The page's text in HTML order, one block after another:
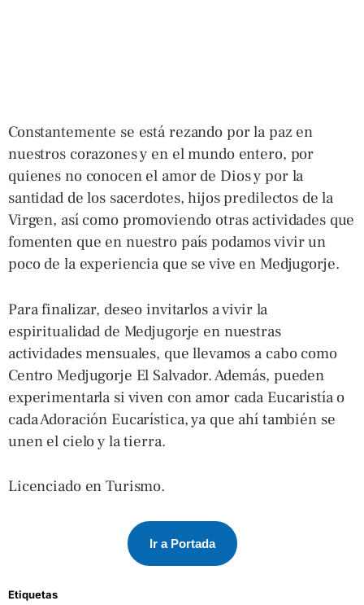
Constantemente se está rezando por la paz en
nuestros corazones y en el mundo entero, por
quienes no conocen el amor de Dios y por la
santidad de los sacerdotes, hijos predilectos de la
Virgen, así como promoviendo otras actividades que
fomenten que en nuestro país podamos vivir un
poco de la experiencia que se vive en Medjugorje.
Para finalizar, deseo invitarlos a vivir la
espiritualidad de Medjugorje en nuestras
actividades mensuales, que llevamos a cabo como
Centro Medjugorje El Salvador. Además, pueden
experimentarla si viven con amor cada Eucaristía o
cada Adoración Eucarística, ya que ahí también se
unen el cielo y la tierra.
Licenciado en Turismo.
Ir a Portada
Etiquetas